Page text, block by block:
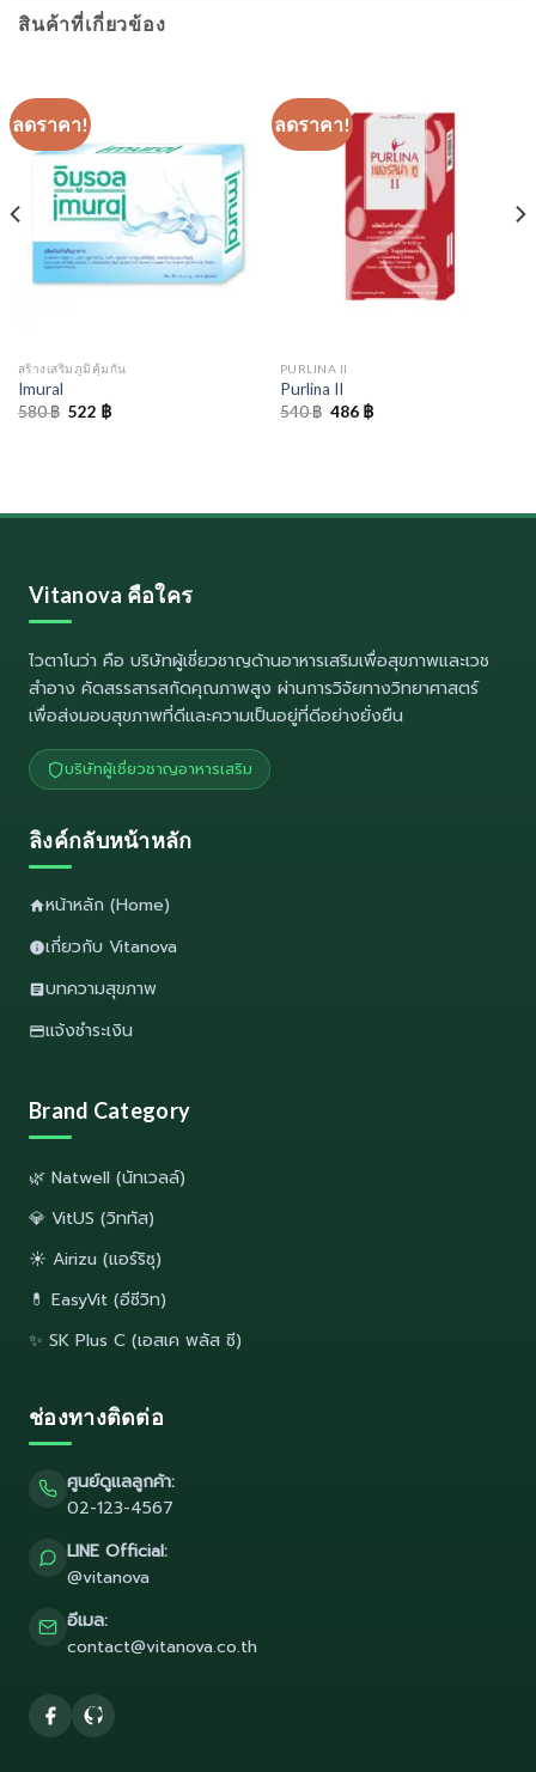
สินค้าที่เกี่ยวข้อง
ลดราคา!
สร้างเสริมภูมิคุ้มกัน
Imural
580฿ Original
522 ฿Current
ลดราคา!
PURLINA II
Purlina II
540฿ Original
486 ฿Current
Vitanova คือใคร
ไวตาโนว่า คือ บริษัทผู้เชี่ยวชาญด้านอาหารเสริมเพื่อสุขภาพและเวช
สำอาง คัดสรรสารสกัดคุณภาพสูง ผ่านการวิจัยทางวิทยาศาสตร์
เพื่อส่งมอบสุขภาพที่ดีและความเป็นอยู่ที่ดีอย่างยั่งยืน
บริษัทผู้เชี่ยวชาญอาหารเสริม
ลิงค์กลับหน้าหลัก
หน้าหลัก (Home)
เกี่ยวกับ Vitanova
บทความสุขภาพ
แจ้งชำระเงิน
Brand Category
🌿 Natwell (นัทเวลล์)
💎 VitUS (วิททัส)
☀️ Airizu (แอร์ริซุ)
💊 EasyVit (อีซีวิท)
✨ SK Plus C (เอสเค พลัส ซี)
ช่องทางติดต่อ
ศูนย์ดูแลลูกค้า:
02-123-4567
LINE Official:
@vitanova
อีเมล:
contact@vitanova.co.th